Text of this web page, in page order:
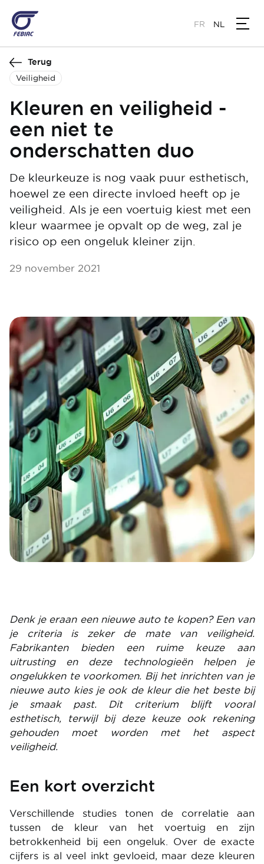
naar
de
inhoud
gaan
FR NL
Terug
Veiligheid
Kleuren en veiligheid -
een niet te
onderschatten duo
De kleurkeuze is nog vaak puur esthetisch,
hoewel ze een directe invloed heeft op je
veiligheid. Als je een voertuig kiest met een
kleur waarmee je opvalt op de weg, zal je
risico op een ongeluk kleiner zijn.
29 november 2021
Denk je eraan een nieuwe auto te kopen? Een van
je criteria is zeker de mate van veiligheid.
Fabrikanten bieden een ruime keuze aan
uitrusting en deze technologieën helpen je
ongelukken te voorkomen. Bij het inrichten van je
nieuwe auto kies je ook de kleur die het beste bij
je smaak past. Dit criterium blijft vooral
esthetisch, terwijl bij deze keuze ook rekening
gehouden moet worden met het aspect
veiligheid.
Een kort overzicht
Verschillende studies tonen de correlatie aan
tussen de kleur van het voertuig en zijn
betrokkenheid bij een ongeluk. Over de exacte
cijfers is al veel inkt gevloeid, maar deze kleuren